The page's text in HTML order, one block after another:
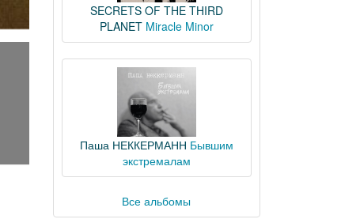
SECRETS OF THE THIRD
PLANET Miracle Minor
Паша НЕККЕРМАНН Бывшим
экстремалам
Все альбомы